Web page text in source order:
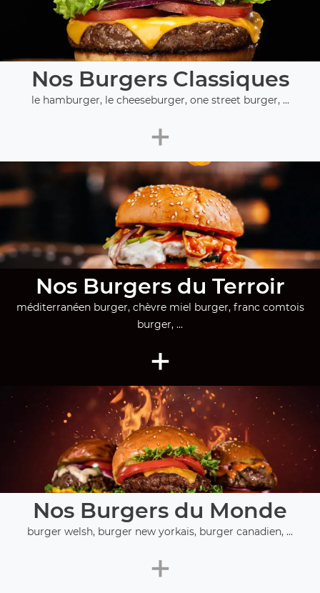
Nos Burgers Classiques
le hamburger, le cheeseburger, one street burger, ...
+
Nos Burgers du Terroir
méditerranéen burger, chèvre miel burger, franc comtois
burger, ...
+
Nos Burgers du Monde
burger welsh, burger new yorkais, burger canadien, ...
+